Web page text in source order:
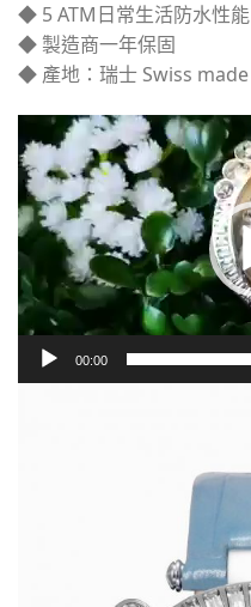
◆ 5 ATM日常生活防水性能
◆ 製造商一年保固
◆ 產地：瑞士 Swiss made
訊
播
放
器
00:00